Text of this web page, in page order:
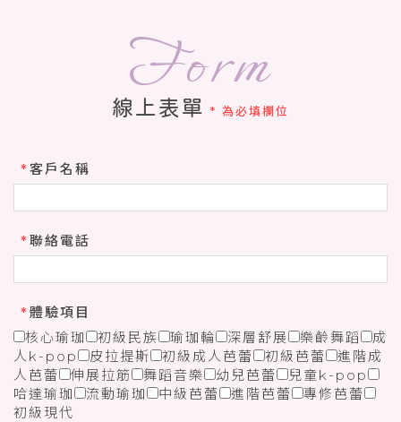
線上表單 * 為必填欄位
*客戶名稱
*聯絡電話
*體驗項目
核心瑜珈
初級民族 瑜珈輪 深層舒展 樂齡舞蹈
成
人k-pop
皮拉提斯 初級成人芭蕾 初級芭蕾
進階成
人芭蕾
伸展拉筋 舞蹈音樂 幼兒芭蕾
兒童k-pop
哈達瑜珈
流動瑜珈 中級芭蕾 進階芭蕾
專修芭蕾
初級現代